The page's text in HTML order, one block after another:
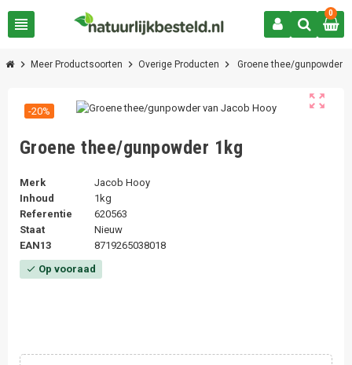
view_headline
0
chevron_right Meer Productsoorten chevron_right Overige Producten chevron_right Groene thee/gunpowder
zoom_out_map
-20%
Groene thee/gunpowder 1kg
Merk
Jacob Hooy
Inhoud
1kg
Referentie
620563
Staat
Nieuw
EAN13
8719265038018
check Op vooraad